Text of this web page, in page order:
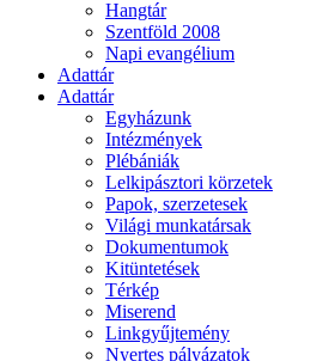
Hangtár
Szentföld 2008
Napi evangélium
Adattár
Adattár
Egyházunk
Intézmények
Plébániák
Lelkipásztori körzetek
Papok, szerzetesek
Világi munkatársak
Dokumentumok
Kitüntetések
Térkép
Miserend
Linkgyűjtemény
Nyertes pályázatok